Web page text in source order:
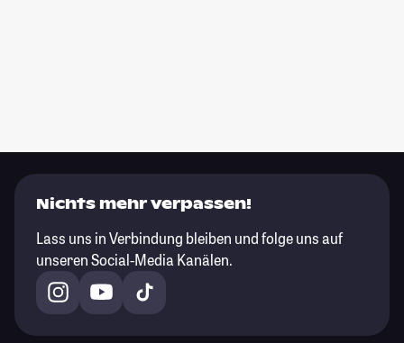
Nichts mehr verpassen!
Lass uns in Verbindung bleiben und folge uns auf
unseren Social-Media Kanälen.